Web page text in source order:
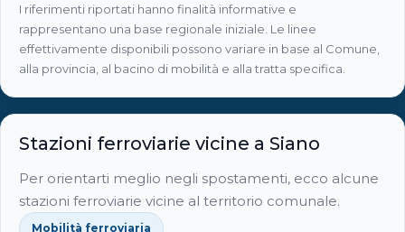
I riferimenti riportati hanno finalità informative e
rappresentano una base regionale iniziale. Le linee
effettivamente disponibili possono variare in base al Comune,
alla provincia, al bacino di mobilità e alla tratta specifica.
Stazioni ferroviarie vicine a Siano
Per orientarti meglio negli spostamenti, ecco alcune
stazioni ferroviarie vicine al territorio comunale.
Mobilità ferroviaria